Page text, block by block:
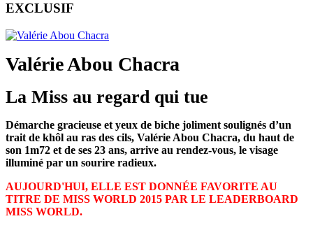
EXCLUSIF
Valérie Abou Chacra
La Miss au regard qui tue
Démarche gracieuse et yeux de biche joliment soulignés d’un
trait de khôl au ras des cils, Valérie Abou Chacra, du haut de
son 1m72 et de ses 23 ans, arrive au rendez-vous, le visage
illuminé par un sourire radieux.
AUJOURD'HUI, ELLE EST DONNÉE FAVORITE AU
TITRE DE MISS WORLD 2015 PAR LE LEADERBOARD
MISS WORLD.